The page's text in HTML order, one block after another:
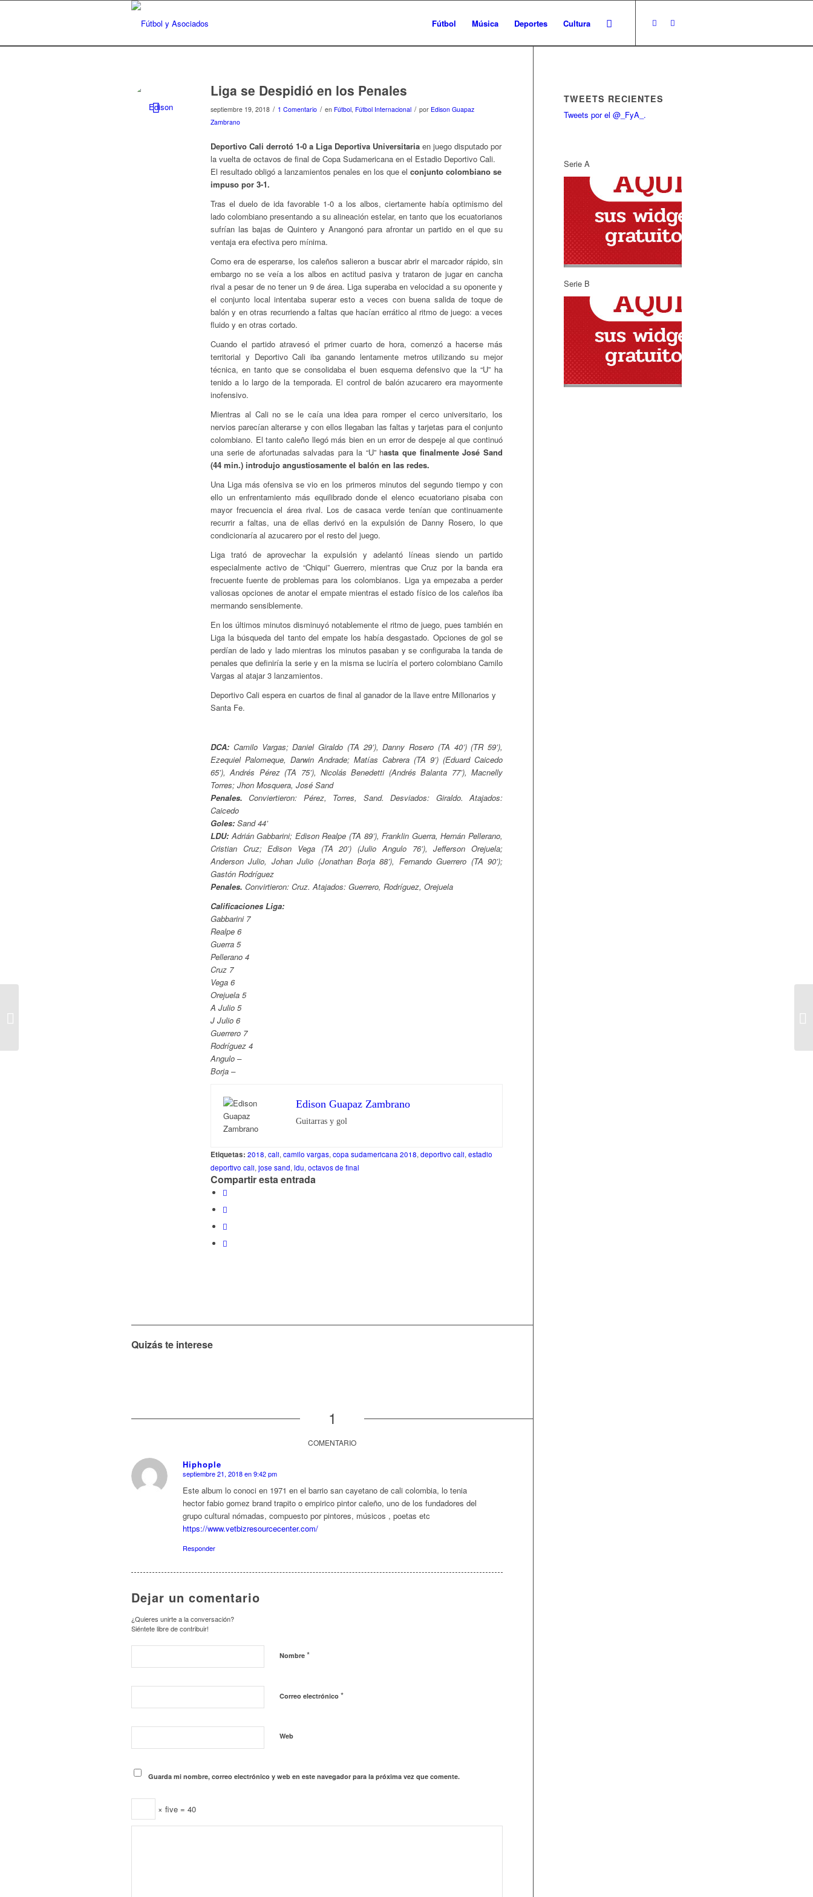
Fútbol Música Deportes Cultura
Liga se Despidió en los Penales
septiembre 19, 2018 / 1 Comentario / en Fútbol, Fútbol Internacional / por Edison Guapaz
Zambrano
Deportivo Cali derrotó 1-0 a Liga Deportiva Universitaria en juego disputado por
la vuelta de octavos de final de Copa Sudamericana en el Estadio Deportivo Cali.
El resultado obligó a lanzamientos penales en los que el conjunto colombiano se
impuso por 3-1.
Tras el duelo de ida favorable 1-0 a los albos, ciertamente había optimismo del
lado colombiano presentando a su alineación estelar, en tanto que los ecuatorianos
sufrían las bajas de Quintero y Anangonó para afrontar un partido en el que su
ventaja era efectiva pero mínima.
Como era de esperarse, los caleños salieron a buscar abrir el marcador rápido, sin
embargo no se veía a los albos en actitud pasiva y trataron de jugar en cancha
rival a pesar de no tener un 9 de área. Liga superaba en velocidad a su oponente y
el conjunto local intentaba superar esto a veces con buena salida de toque de
balón y en otras recurriendo a faltas que hacían errático al ritmo de juego: a veces
fluido y en otras cortado.
Cuando el partido atravesó el primer cuarto de hora, comenzó a hacerse más
territorial y Deportivo Cali iba ganando lentamente metros utilizando su mejor
técnica, en tanto que se consolidaba el buen esquema defensivo que la “U” ha
tenido a lo largo de la temporada. El control de balón azucarero era mayormente
inofensivo.
Mientras al Cali no se le caía una idea para romper el cerco universitario, los
nervios parecían alterarse y con ellos llegaban las faltas y tarjetas para el conjunto
colombiano. El tanto caleño llegó más bien en un error de despeje al que continuó
una serie de afortunadas salvadas para la “U” hasta que finalmente José Sand
(44 min.) introdujo angustiosamente el balón en las redes.
Una Liga más ofensiva se vio en los primeros minutos del segundo tiempo y con
ello un enfrentamiento más equilibrado donde el elenco ecuatoriano pisaba con
mayor frecuencia el área rival. Los de casaca verde tenían que continuamente
recurrir a faltas, una de ellas derivó en la expulsión de Danny Rosero, lo que
condicionaría al azucarero por el resto del juego.
Liga trató de aprovechar la expulsión y adelantó líneas siendo un partido
especialmente activo de “Chiqui” Guerrero, mientras que Cruz por la banda era
frecuente fuente de problemas para los colombianos. Liga ya empezaba a perder
valiosas opciones de anotar el empate mientras el estado físico de los caleños iba
mermando sensiblemente.
En los últimos minutos disminuyó notablemente el ritmo de juego, pues también en
Liga la búsqueda del tanto del empate los había desgastado. Opciones de gol se
perdían de lado y lado mientras los minutos pasaban y se configuraba la tanda de
penales que definiría la serie y en la misma se luciría el portero colombiano Camilo
Vargas al atajar 3 lanzamientos.
Deportivo Cali espera en cuartos de final al ganador de la llave entre Millonarios y
Santa Fe.
DCA: Camilo Vargas; Daniel Giraldo (TA 29’), Danny Rosero (TA 40’) (TR 59’),
Ezequiel Palomeque, Darwin Andrade; Matías Cabrera (TA 9’) (Eduard Caicedo
65’), Andrés Pérez (TA 75’), Nicolás Benedetti (Andrés Balanta 77’), Macnelly
Torres; Jhon Mosquera, José Sand
Penales. Conviertieron: Pérez, Torres, Sand. Desviados: Giraldo. Atajados:
Caicedo
Goles: Sand 44’
LDU: Adrián Gabbarini; Edison Realpe (TA 89’), Franklin Guerra, Hernán Pellerano,
Cristian Cruz; Edison Vega (TA 20’) (Julio Angulo 76’), Jefferson Orejuela;
Anderson Julio, Johan Julio (Jonathan Borja 88’), Fernando Guerrero (TA 90’);
Gastón Rodríguez
Penales. Convirtieron: Cruz. Atajados: Guerrero, Rodríguez, Orejuela
Calificaciones Liga:
Gabbarini 7
Realpe 6
Guerra 5
Pellerano 4
Cruz 7
Vega 6
Orejuela 5
A Julio 5
J Julio 6
Guerrero 7
Rodríguez 4
Angulo –
Borja –
Edison Guapaz Zambrano
Guitarras y gol
Etiquetas: 2018, cali, camilo vargas, copa sudamericana 2018, deportivo cali, estadio
deportivo cali, jose sand, ldu, octavos de final
Compartir esta entrada
Quizás te interese
1
COMENTARIO
Hiphople
Dice:
septiembre 21, 2018 en 9:42 pm
Este album lo conoci en 1971 en el barrio san cayetano de cali colombia, lo tenia
hector fabio gomez brand trapito o empirico pintor caleño, uno de los fundadores del
grupo cultural nómadas, compuesto por pintores, músicos , poetas etc
https://www.vetbizresourcecenter.com/
Responder
Dejar un comentario
¿Quieres unirte a la conversación?
Siéntete libre de contribuir!
Nombre *
Correo electrónico *
Web
Guarda mi nombre, correo electrónico y web en este navegador para la próxima vez que comente.
× five = 40
TWEETS RECIENTES
Tweets por el @_FyA_.
Serie A
Serie B